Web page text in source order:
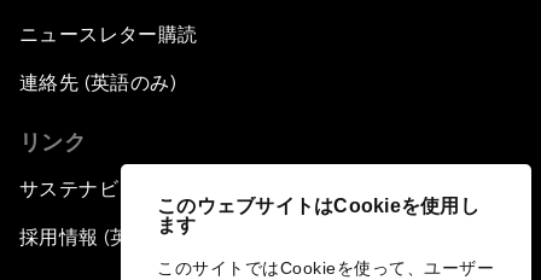
このウェブサイトはCookieを使用し
ます
このサイトではCookieを使って、ユーザー
ニュースレター購読
連絡先 (英語のみ)
リンク
サステナビリティへの取り組み
採用情報 (英語のみ)